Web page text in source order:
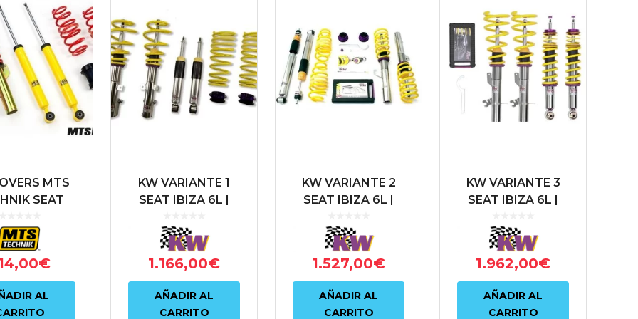
MTS
SEAT
NJ |
9N
€
AL
KW VARIANTE 1
SEAT IBIZA 6L |
VOLKSWAGEN
POLO 9N
1.166,00€
AÑADIR AL
CARRITO
KW VARIANTE 2
SEAT IBIZA 6L |
VOLKSWAGEN
POLO 9N
1.527,00€
AÑADIR AL
CARRITO
KW VARIANTE 3
SEAT IBIZA 6L |
VOLKSWAGEN
POLO 9N
1.962,00€
AÑADIR AL
CARRITO